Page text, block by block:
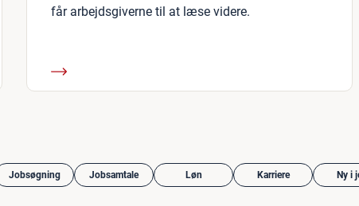
får arbejdsgiverne til at læse videre.
Jobsøgning Jobsamtale Løn Karriere Ny i